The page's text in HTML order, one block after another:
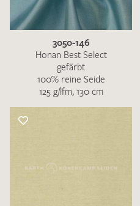
Ich bin damit
zur Beantwortung meiner
Die
genommen und akzeptiere
3050-146
Honan Best Select
gefärbt
100% reine Seide
125 g/lfm, 130 cm